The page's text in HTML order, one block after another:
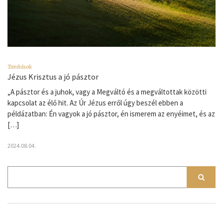
Tanítások
Jézus Krisztus a jó pásztor
„A pásztor és a juhok, vagy a Megváltó és a megváltottak közötti
kapcsolat az élő hit. Az Úr Jézus erről úgy beszél ebben a
példázatban: Én vagyok a jó pásztor, én ismerem az enyéimet, és az
[…]
2024.08.04.